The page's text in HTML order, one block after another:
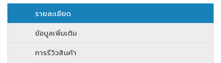
รายละเอียด
ข้อมูลเพิ่มเติม
การรีวิวสินค้า